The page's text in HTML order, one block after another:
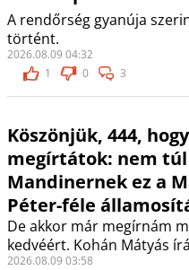
A rendőrség gyanúja
történt.
2026.08.09 04:32
1
0 3
Köszönjük, 444, hogy
megírtátok: nem túl
Mandinernek ez a
Péter-féle
De akkor már megírnám
kedvéért. Kohán Mátyás
2026.08.09 03:58